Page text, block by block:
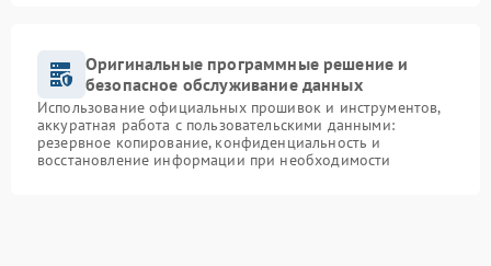
Оригинальные программные решение и
безопасное обслуживание данных
Использование официальных прошивок и инструментов,
аккуратная работа с пользовательскими данными:
резервное копирование, конфиденциальность и
восстановление информации при необходимости